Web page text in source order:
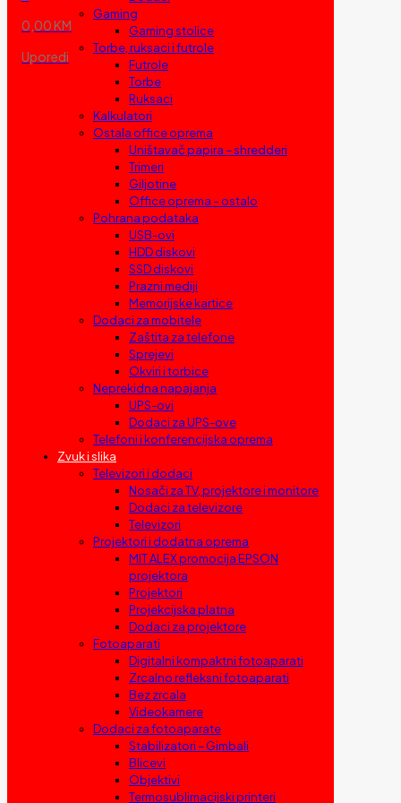
0,00 KM
Uporedi
Gaming
Gaming stolice
Torbe, ruksaci i futrole
Futrole
Torbe
Ruksaci
Kalkulatori
Ostala office oprema
Uništavač papira – shredderi
Trimeri
Giljotine
Office oprema – ostalo
Pohrana podataka
USB-ovi
HDD diskovi
SSD diskovi
Prazni mediji
Memorijske kartice
Dodaci za mobitele
Zaštita za telefone
Sprejevi
Okviri i torbice
Neprekidna napajanja
UPS-ovi
Dodaci za UPS-ove
Telefoni i konferencijska oprema
Zvuk i slika
Televizori i dodaci
Nosači za TV, projektore i monitore
Dodaci za televizore
Televizori
Projektori i dodatna oprema
MIT ALEX promocija EPSON
projektora
Projektori
Projekcijska platna
Dodaci za projektore
Fotoaparati
Digitalni kompaktni fotoaparati
Zrcalno refleksni fotoaparati
Bez zrcala
Videokamere
Dodaci za fotoaparate
Stabilizatori – Gimbali
Blicevi
Objektivi
Termosublimacijski printeri